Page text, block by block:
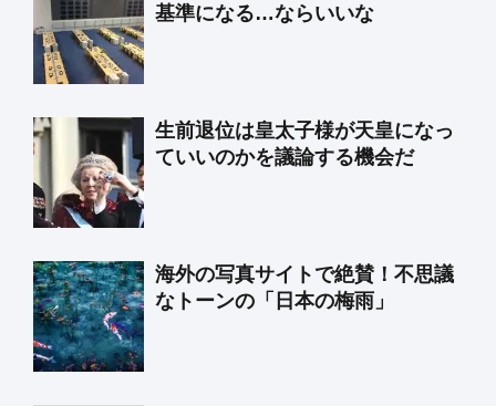
基準になる…ならいいな
生前退位は皇太子様が天皇になっ
ていいのかを議論する機会だ
海外の写真サイトで絶賛！不思議
なトーンの「日本の梅雨」